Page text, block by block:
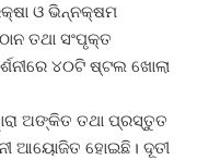
ଓ ଭିନ୍ନକ୍ଷମ
ତଥା ସଂପୃକ୍ତ
୪୦ଟି ଷ୍ଟଲ ଖୋଲା
ଅଙ୍କିତ ତଥା ପ୍ରସ୍ତୁତ
ଆୟୋଜିତ ହୋଇଛି। ଦୂତୀ